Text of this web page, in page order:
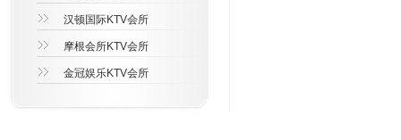
汉顿国际KTV会所
摩根会所KTV会所
金冠娱乐KTV会所